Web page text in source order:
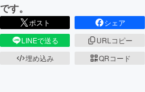
です。
ポスト
シェア
LINEで送る
URLコピー
埋め込み
QRコード